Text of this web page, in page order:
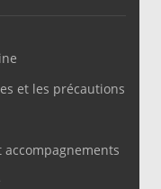
et les précautions